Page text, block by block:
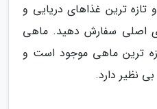
تازه ترین غذاهای دریایی و
اصلی سفارش دهید. ماهی
ترین ماهی موجود است و
نظیر دارد.